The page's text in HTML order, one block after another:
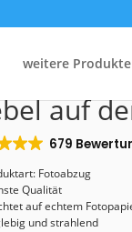
weitere Produkte
auf dem Lilienstein
auf
679
Fotoabzug
Qualität
auf echtem
und strahlend